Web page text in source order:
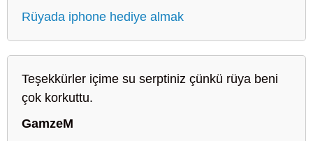
Rüyada iphone hediye almak
Teşekkürler içime su serptiniz çünkü rüya beni
çok korkuttu.
GamzeM